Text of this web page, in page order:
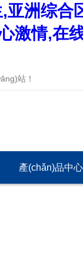
洲综
激情,在
站！
產(chǎn)品中心